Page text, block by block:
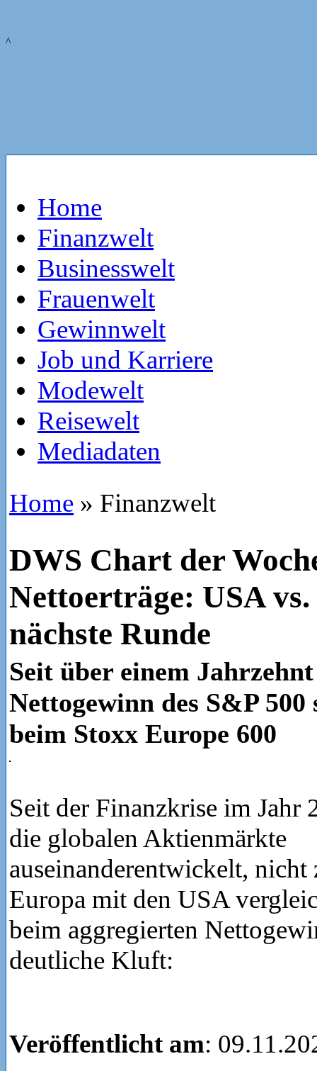
^
Home
Finanzwelt
Businesswelt
Frauenwelt
Gewinnwelt
Job und Karriere
Modewelt
Reisewelt
Mediadaten
Home » Finanzwelt
DWS Chart der
Nettoerträge: USA
nächste Runde
Seit über einem
Nettogewinn des S&P 500
beim Stoxx Europe 600
Seit der Finanzkrise im Jahr
die globalen Aktienmärkte
auseinanderentwickelt, nicht
Europa mit den USA
beim aggregierten
deutliche Kluft:
Veröffentlicht am: